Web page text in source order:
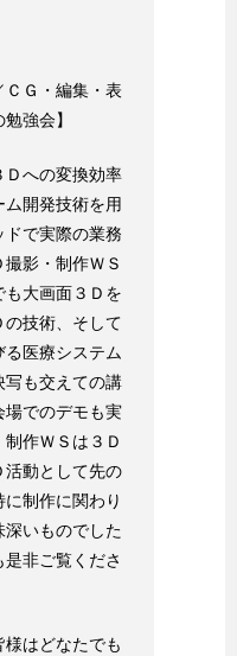
Ｇ・編集・表
強会】
Ｄへの変換効率
開発技術を用
ドで実際の業務
影・制作ＷＳ
大画面３Ｄを
技術、そして
る医療システム
写も交えての講
場でのデモも実
作ＷＳは３Ｄ
活動として先の
制作に関わり
いものでした
非ご覧くださ
様はどなたでも